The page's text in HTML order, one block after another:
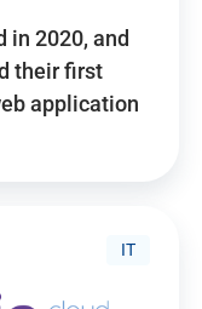
in 2020, and
their first
application
IT